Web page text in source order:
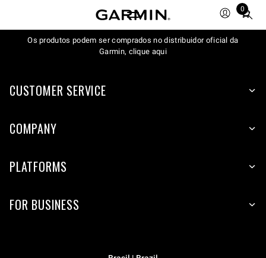
0
Total
in
Os produtos podem ser comprados no distribuidor oficial da
Garmin, clique aqui
CUSTOMER SERVICE
COMPANY
PLATFORMS
FOR BUSINESS